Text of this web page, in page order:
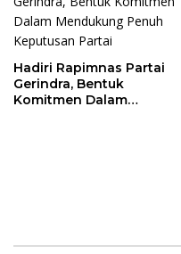
Hadiri Rapimnas Partai
Gerindra, Bentuk
Komitmen Dalam